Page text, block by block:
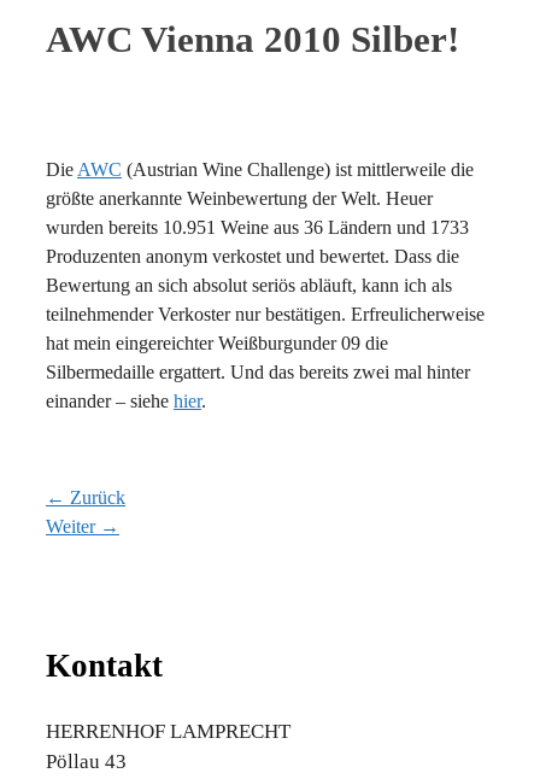
AWC Vienna 2010 Silber!
DieAWC (Austrian Wine Challenge) ist mittlerweile die
größte anerkannte Weinbewertung der Welt. Heuer
wurden bereits 10.951 Weine aus 36 Ländern und 1733
Produzenten anonym verkostet und bewertet. Dass die
Bewertung an sich absolut seriös abläuft, kann ich als
teilnehmender Verkoster nur bestätigen. Erfreulicherweise
hat mein eingereichter Weißburgunder 09 die
Silbermedaille ergattert. Und das bereits zwei mal hinter
einander – siehe hier.
← Zurück
Weiter →
Kontakt
HERRENHOF LAMPRECHT
Pöllau 43